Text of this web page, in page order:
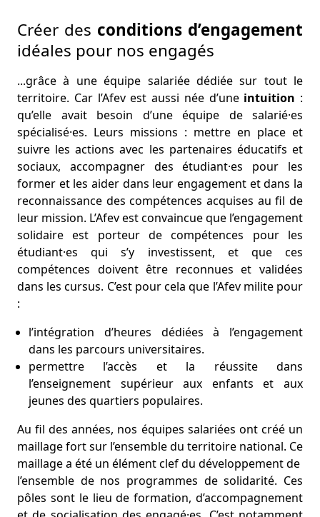
Créer des conditions d’engagement
idéales pour nos engagés
...grâce à une équipe salariée dédiée sur tout le
territoire. Car l’Afev est aussi née d’une intuition :
qu’elle avait besoin d’une équipe de salarié·es
spécialisé·es. Leurs missions : mettre en place et
suivre les actions avec les partenaires éducatifs et
sociaux, accompagner des étudiant·es pour les
former et les aider dans leur engagement et dans la
reconnaissance des compétences acquises au fil de
leur mission. L’Afev est convaincue que l’engagement
solidaire est porteur de compétences pour les
étudiant·es qui s’y investissent, et que ces
compétences doivent être reconnues et validées
dans les cursus. C’est pour cela que l’Afev milite pour
:
l’intégration d’heures dédiées à l’engagement
dans les parcours universitaires.
permettre l’accès et la réussite dans
l’enseignement supérieur aux enfants et aux
jeunes des quartiers populaires.
Au fil des années, nos équipes salariées ont créé un
maillage fort sur l’ensemble du territoire national. Ce
maillage a été un élément clef du développement de
l’ensemble de nos programmes de solidarité. Ces
pôles sont le lieu de formation, d’accompagnement